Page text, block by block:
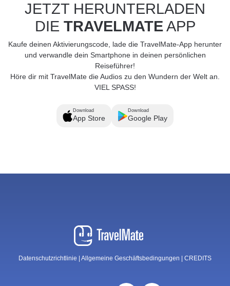
JETZT HERUNTERLADEN
DIE TRAVELMATEAPP
Kaufe deinen Aktivierungscode, lade die TravelMate-App herunter
und verwandle dein Smartphone in deinen persönlichen
Reiseführer!
Höre dir mit TravelMate die Audios zu den Wundern der Welt an.
VIEL SPASS!
Download
App Store
Download
Google Play
Datenschutzrichtlinie Allgemeine Geschäftsbedingungen CREDITS